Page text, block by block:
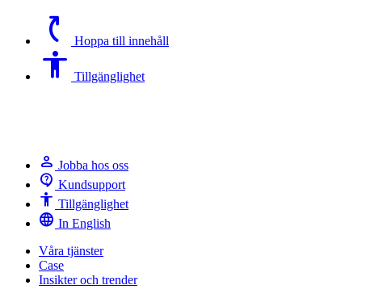
switch_access_shortcut Hoppa till innehåll
Accessibility Tillgänglighet
person Jobba hos oss
contact_support Kundsupport
Accessibility Tillgänglighet
language In English
Våra tjänster
Case
Insikter och trender